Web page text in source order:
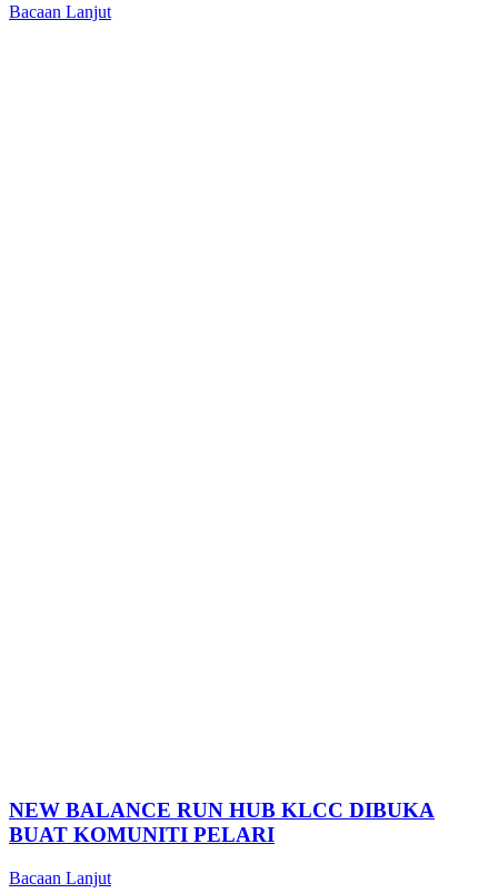
Bacaan Lanjut
NEW BALANCE RUN HUB KLCC DIBUKA
BUAT KOMUNITI PELARI
Bacaan Lanjut